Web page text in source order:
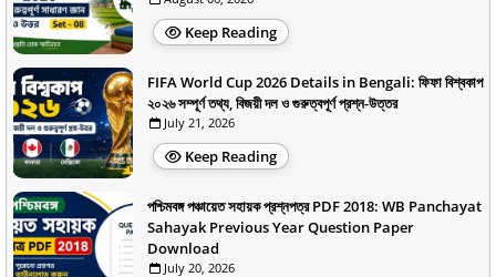
Keep Reading
FIFA World Cup 2026 Details in Bengali: ফিফা বিশ্বকাপ
২০২৬ সম্পূর্ণ তথ্য, বিজয়ী দল ও গুরুত্বপূর্ণ প্রশ্ন-উত্তর
July 21, 2026
Keep Reading
পশ্চিমবঙ্গ পঞ্চায়েত সহায়ক প্রশ্নপত্র PDF 2018: WB Panchayat
Sahayak Previous Year Question Paper
Download
July 20, 2026